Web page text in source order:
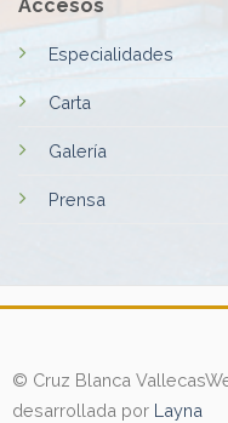
Accesos
Especialidades
Carta
Galería
Prensa
© Cruz Blanca Vallecas
desarrollada por Layna